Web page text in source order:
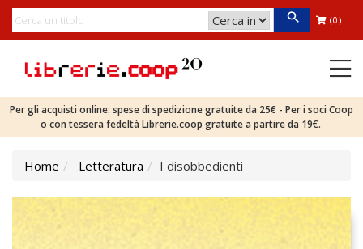
(0)
Per gli acquisti online: spese di spedizione gratuite da 25€ - Per i soci Coop
o con tessera fedeltà Librerie.coop gratuite a partire da 19€.
Home Letteratura I disobbedienti